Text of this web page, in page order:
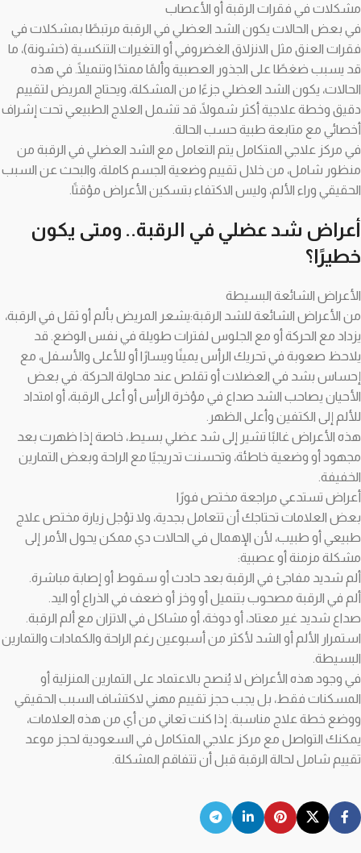
مشكلات في فقرات الرقبة أو الأعصاب
في بعض الحالات يكون الشد العضلي في الرقبة مرتبطًا بمشكلات في
فقرات العنق مثل الانزلاق الغضروفي أو التغيرات التنكسية (خشونة)، ما
قد يسبب ضغطًا على الجذور العصبية وألمًا ممتدًا وتنميلًا. في هذه
الحالات، يكون الشد العضلي جزءًا من المشكلة، ويحتاج المريض لتقييم
دقيق وخطة علاجية أكثر شمولًا، قد تشمل العلاج الطبيعي تحت إشراف
أخصائي مع متابعة طبية حسب الحالة.
في مركز علاجي المتكامل يتم التعامل مع الشد العضلي في الرقبة من
منظور شامل، من خلال تقييم وضعية الجسم كاملة، والبحث عن السبب
الحقيقي وراء الألم، وليس الاكتفاء بتسكين الأعراض مؤقتًا.
أعراض شد عضلي في الرقبة.. ومتى يكون
خطيرًا؟
الأعراض الشائعة البسيطة
من الأعراض الشائعة للشد الرقبة: يشعر المريض بألم أو ثقل في الرقبة،
يزداد مع الحركة أو مع الجلوس لفترات طويلة في نفس الوضع. قد
يلاحظ صعوبة في تحريك الرأس يمينًا ويسارًا أو للأعلى والأسفل، مع
إحساس بشد في العضلات أو تقلص عند محاولة الحركة. في بعض
الأحيان يصاحب الشد صداع في مؤخرة الرأس أو أعلى الرقبة، أو امتداد
للألم إلى الكتفين وأعلى الظهر.
هذه الأعراض غالبًا تشير إلى شد عضلي بسيط، خاصة إذا ظهرت بعد
مجهود أو وضعية خاطئة، وتحسنت تدريجيًا مع الراحة وبعض التمارين
الخفيفة.
أعراض تستدعي مراجعة مختص فورًا
بعض العلامات تحتاجك أن تتعامل بجدية، ولا تؤجل زيارة مختص علاج
طبيعي أو طبيب، لأن الإهمال في الحالات دي ممكن يحول الأمر إلى
مشكلة مزمنة أو عصبية:
ألم شديد مفاجئ في الرقبة بعد حادث أو سقوط أو إصابة مباشرة.
ألم في الرقبة مصحوب بتنميل أو وخز أو ضعف في الذراع أو اليد.
صداع شديد غير معتاد، أو دوخة، أو مشاكل في الاتزان مع ألم الرقبة.
استمرار الألم أو الشد لأكثر من أسبوعين رغم الراحة والكمادات والتمارين
البسيطة.
في وجود هذه الأعراض لا يُنصح بالاعتماد على التمارين المنزلية أو
المسكنات فقط، بل يجب حجز تقييم مهني لاكتشاف السبب الحقيقي
ووضع خطة علاج مناسبة. إذا كنت تعاني من أي من هذه العلامات،
يمكنك التواصل مع مركز علاجي المتكامل في السعودية لحجز موعد
تقييم شامل لحالة الرقبة قبل أن تتفاقم المشكلة.